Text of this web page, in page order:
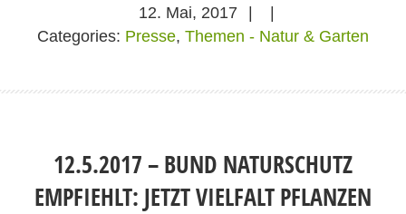
12. Mai, 2017
Categories: Presse, Themen - Natur & Garten
12.5.2017 – BUND NATURSCHUTZ
EMPFIEHLT: JETZT VIELFALT PFLANZEN